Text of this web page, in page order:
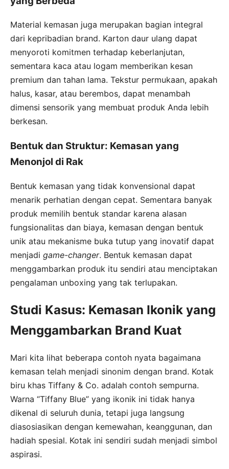
Material kemasan juga merupakan bagian integral
dari kepribadian brand. Karton daur ulang dapat
menyoroti komitmen terhadap keberlanjutan,
sementara kaca atau logam memberikan kesan
premium dan tahan lama. Tekstur permukaan, apakah
halus, kasar, atau berembos, dapat menambah
dimensi sensorik yang membuat produk Anda lebih
berkesan.
Bentuk dan Struktur: Kemasan yang
Menonjol di Rak
Bentuk kemasan yang tidak konvensional dapat
menarik perhatian dengan cepat. Sementara banyak
produk memilih bentuk standar karena alasan
fungsionalitas dan biaya, kemasan dengan bentuk
unik atau mekanisme buka tutup yang inovatif dapat
menjadi game-changer. Bentuk kemasan dapat
menggambarkan produk itu sendiri atau menciptakan
pengalaman unboxing yang tak terlupakan.
Studi Kasus: Kemasan Ikonik yang
Menggambarkan Brand Kuat
Mari kita lihat beberapa contoh nyata bagaimana
kemasan telah menjadi sinonim dengan brand. Kotak
biru khas Tiffany & Co. adalah contoh sempurna.
Warna “Tiffany Blue” yang ikonik ini tidak hanya
dikenal di seluruh dunia, tetapi juga langsung
diasosiasikan dengan kemewahan, keanggunan, dan
hadiah spesial. Kotak ini sendiri sudah menjadi simbol
aspirasi.